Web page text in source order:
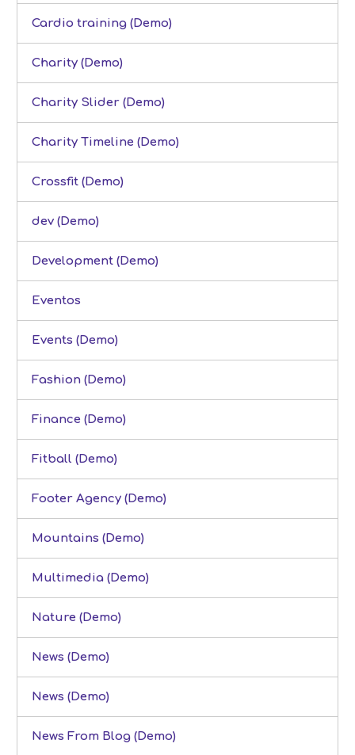
Cardio training (Demo)
Charity (Demo)
Charity Slider (Demo)
Charity Timeline (Demo)
Crossfit (Demo)
dev (Demo)
Development (Demo)
Eventos
Events (Demo)
Fashion (Demo)
Finance (Demo)
Fitball (Demo)
Footer Agency (Demo)
Mountains (Demo)
Multimedia (Demo)
Nature (Demo)
News (Demo)
News (Demo)
News From Blog (Demo)